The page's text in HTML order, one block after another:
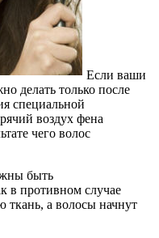
Если ваши
делать только после
специальной
воздух фена
чего волос
быть
в противном случае
а волосы начнут